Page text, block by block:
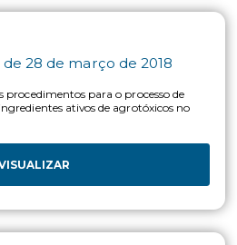
a serem adotados para o registro
empregados no controle de
estimuladores, inibidores de